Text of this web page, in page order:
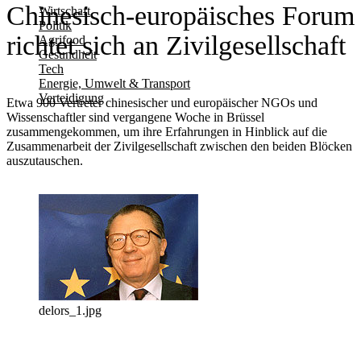
Wirtschaft
Politik
Agrifood
Gesundheit
Tech
Energie, Umwelt & Transport
Verteidigung
Chinesisch-europäisches Forum
richtet sich an Zivilgesellschaft
Etwa 900 Vertreter chinesischer und europäischer NGOs und
Wissenschaftler sind vergangene Woche in Brüssel
zusammengekommen, um ihre Erfahrungen in Hinblick auf die
Zusammenarbeit der Zivilgesellschaft zwischen den beiden Blöcken
auszutauschen.
delors_1.jpg